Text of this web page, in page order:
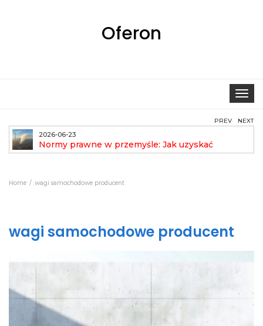
Oferon
Toggle
2026-06-23
Normy prawne w przemyśle: Jak uzyskać
pozwolenie na emisję?
PREV NEXT
Home wagi samochodowe producent
wagi samochodowe producent